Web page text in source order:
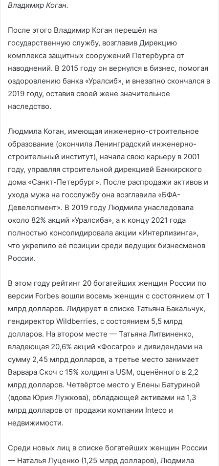
Владимир Коган.
После этого Владимир Коган перешёл на
государственную службу, возглавив Дирекцию
комплекса защитных сооружений Петербурга от
наводнений. В 2015 году он вернулся в бизнес, помогая
оздоровлению банка «Уралсиб», и внезапно скончался в
2019 году, оставив своей жене значительное
наследство.
Людмила Коган, имеющая инженерно-строительное
образование (окончила Ленинградский инженерно-
строительный институт), начала свою карьеру в 2001
году, управляя строительной дирекцией Банкирского
дома «Санкт-Петербург». После распродажи активов и
ухода мужа на госслужбу она возглавила «БФА-
Девелопмент». В 2019 году Людмила унаследовала
около 82% акций «Уралсиба», а к концу 2021 года
полностью консолидировала акции «Интерлизинга»,
что укрепило её позиции среди ведущих бизнесменов
России.
В этом году рейтинг 20 богатейших женщин России по
версии Forbes вошли восемь женщин с состоянием от 1
млрд долларов. Лидирует в списке Татьяна Бакальчук,
гендиректор Wildberries, с состоянием 5,5 млрд
долларов. На втором месте — Татьяна Литвиненко,
владеющая 20,6% акций «Фосагро» и дивидендами на
сумму 2,45 млрд долларов, а третье место занимает
Варвара Скоч с 15% холдинга USM, оценённого в 2,2
млрд долларов. Четвёртое место у Елены Батуриной
(вдова Юрия Лужкова), обладающей активами на 1,3
млрд долларов от продажи компании Inteco и
недвижимости.
Среди новых лиц в списке богатейших женщин России
— Наталья Луценко (1,25 млрд долларов), Людмила